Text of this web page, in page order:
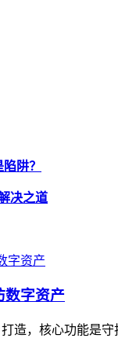
阱？
决之道
数字资产
造，核心功能是